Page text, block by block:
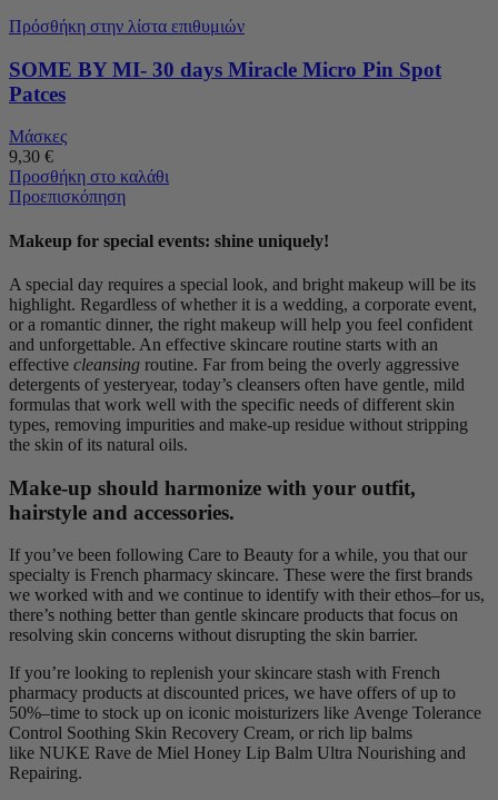
Πρόσθήκη στην λίστα επιθυμιών
SOME BY MI- 30 days Miracle Micro Pin Spot
Patces
Μάσκες
9,30 €
Προσθήκη στο καλάθι
Προεπισκόπηση
Makeup for special events: shine uniquely!
A special day requires a special look, and bright makeup will be its
highlight. Regardless of whether it is a wedding, a corporate event,
or a romantic dinner, the right makeup will help you feel confident
and unforgettable. An effective skincare routine starts with an
effective cleansing routine. Far from being the overly aggressive
detergents of yesteryear, today’s cleansers often have gentle, mild
formulas that work well with the specific needs of different skin
types, removing impurities and make-up residue without stripping
the skin of its natural oils.
Make-up should harmonize with your outfit,
hairstyle and accessories.
If you’ve been following Care to Beauty for a while, you that our
specialty is French pharmacy skincare. These were the first brands
we worked with and we continue to identify with their ethos–for us,
there’s nothing better than gentle skincare products that focus on
resolving skin concerns without disrupting the skin barrier.
If you’re looking to replenish your skincare stash with French
pharmacy products at discounted prices, we have offers of up to
50%–time to stock up on iconic moisturizers like Avenge Tolerance
Control Soothing Skin Recovery Cream, or rich lip balms
like NUKE Rave de Miel Honey Lip Balm Ultra Nourishing and
Repairing.